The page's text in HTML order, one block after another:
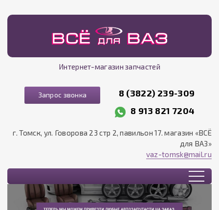
Интернет-магазин запчастей
Запрос звонка
8 (3822) 239-309
8 913 821 7204
г. Томск, ул. Говорова 23 стр 2, павильон 17. магазин «ВСЁ
для ВАЗ»
vaz-tomsk@mail.ru